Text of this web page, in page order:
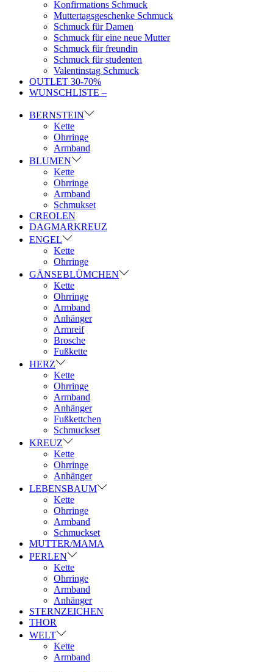
Konfirmations Schmuck
Muttertagsgeschenke Schmuck
Schmuck für Damen
Schmuck für eine neue Mutter
Schmuck für freundin
Schmuck für studenten
Valentinstag Schmuck
OUTLET 30-70%
WUNSCHLISTE –
BERNSTEIN
Kette
Ohrringe
Armband
BLUMEN
Kette
Ohrringe
Armband
Schmukset
CREOLEN
DAGMARKREUZ
ENGEL
Kette
Ohrringe
GÄNSEBLÜMCHEN
Kette
Ohrringe
Armband
Anhänger
Armreif
Brosche
Fußkette
HERZ
Kette
Ohrringe
Armband
Anhänger
Fußkettchen
Schmuckset
KREUZ
Kette
Ohrringe
Anhänger
LEBENSBAUM
Kette
Ohrringe
Armband
Schmuckset
MUTTER/MAMA
PERLEN
Kette
Ohrringe
Armband
Anhänger
STERNZEICHEN
THOR
WELT
Kette
Armband